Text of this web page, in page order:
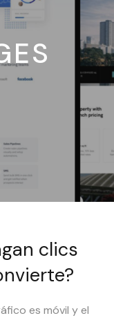
clics
es móvil y el